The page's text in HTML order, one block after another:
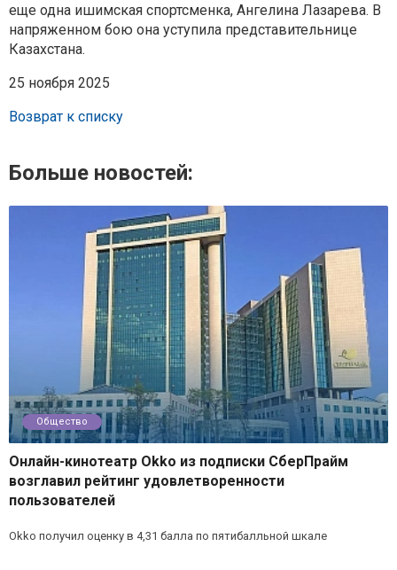
еще одна ишимская спортсменка, Ангелина Лазарева. В
напряженном бою она уступила представительнице
Казахстана.
25 ноября 2025
Возврат к списку
Больше новостей:
Общество
Онлайн-кинотеатр Okko из подписки СберПрайм
возглавил рейтинг удовлетворенности
пользователей
Okko получил оценку в 4,31 балла по пятибалльной шкале